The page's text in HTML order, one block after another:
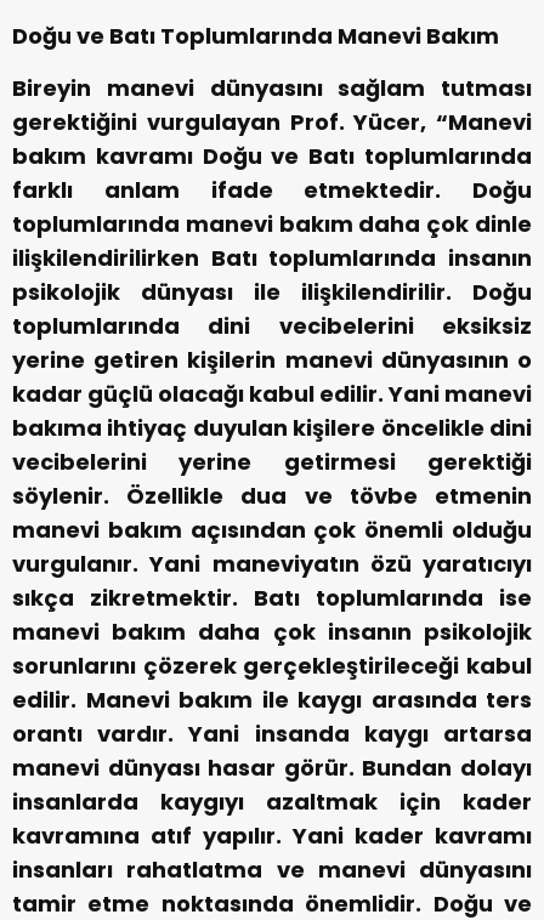
Doğu ve Batı Toplumlarında Manevi Bakım
Bireyin manevi dünyasını sağlam tutması
gerektiğini vurgulayan Prof. Yücer, “Manevi
bakım kavramı Doğu ve Batı toplumlarında
farklı anlam ifade etmektedir. Doğu
toplumlarında manevi bakım daha çok dinle
ilişkilendirilirken Batı toplumlarında insanın
psikolojik dünyası ile ilişkilendirilir. Doğu
toplumlarında dini vecibelerini eksiksiz
yerine getiren kişilerin manevi dünyasının o
kadar güçlü olacağı kabul edilir. Yani manevi
bakıma ihtiyaç duyulan kişilere öncelikle dini
vecibelerini yerine getirmesi gerektiği
söylenir. Özellikle dua ve tövbe etmenin
manevi bakım açısından çok önemli olduğu
vurgulanır. Yani maneviyatın özü yaratıcıyı
sıkça zikretmektir. Batı toplumlarında ise
manevi bakım daha çok insanın psikolojik
sorunlarını çözerek gerçekleştirileceği kabul
edilir. Manevi bakım ile kaygı arasında ters
orantı vardır. Yani insanda kaygı artarsa
manevi dünyası hasar görür. Bundan dolayı
insanlarda kaygıyı azaltmak için kader
kavramına atıf yapılır. Yani kader kavramı
insanları rahatlatma ve manevi dünyasını
tamir etme noktasında önemlidir. Doğu ve